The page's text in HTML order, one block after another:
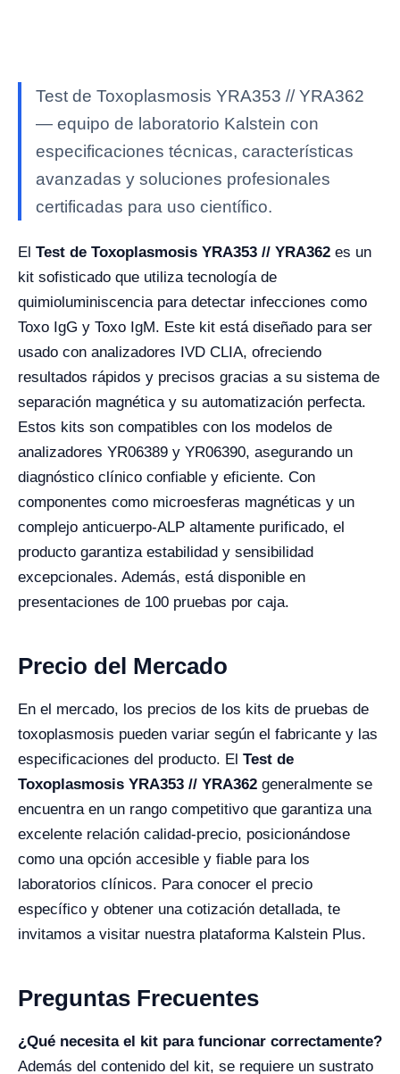
Test de Toxoplasmosis YRA353 // YRA362
— equipo de laboratorio Kalstein con
especificaciones técnicas, características
avanzadas y soluciones profesionales
certificadas para uso científico.
El Test de Toxoplasmosis YRA353 // YRA362 es un
kit sofisticado que utiliza tecnología de
quimioluminiscencia para detectar infecciones como
Toxo IgG y Toxo IgM. Este kit está diseñado para ser
usado con analizadores IVD CLIA, ofreciendo
resultados rápidos y precisos gracias a su sistema de
separación magnética y su automatización perfecta.
Estos kits son compatibles con los modelos de
analizadores YR06389 y YR06390, asegurando un
diagnóstico clínico confiable y eficiente. Con
componentes como microesferas magnéticas y un
complejo anticuerpo-ALP altamente purificado, el
producto garantiza estabilidad y sensibilidad
excepcionales. Además, está disponible en
presentaciones de 100 pruebas por caja.
Precio del Mercado
En el mercado, los precios de los kits de pruebas de
toxoplasmosis pueden variar según el fabricante y las
especificaciones del producto. El Test de
Toxoplasmosis YRA353 // YRA362 generalmente se
encuentra en un rango competitivo que garantiza una
excelente relación calidad-precio, posicionándose
como una opción accesible y fiable para los
laboratorios clínicos. Para conocer el precio
específico y obtener una cotización detallada, te
invitamos a visitar nuestra plataforma Kalstein Plus.
Preguntas Frecuentes
¿Qué necesita el kit para funcionar correctamente?
Además del contenido del kit, se requiere un sustrato